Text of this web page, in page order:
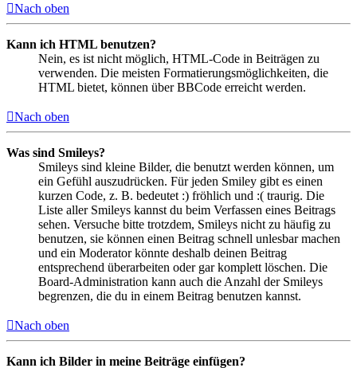
Nach oben
Kann ich HTML benutzen?
Nein, es ist nicht möglich, HTML-Code in Beiträgen zu
verwenden. Die meisten Formatierungsmöglichkeiten, die
HTML bietet, können über BBCode erreicht werden.
Nach oben
Was sind Smileys?
Smileys sind kleine Bilder, die benutzt werden können, um
ein Gefühl auszudrücken. Für jeden Smiley gibt es einen
kurzen Code, z. B. bedeutet :) fröhlich und :( traurig. Die
Liste aller Smileys kannst du beim Verfassen eines Beitrags
sehen. Versuche bitte trotzdem, Smileys nicht zu häufig zu
benutzen, sie können einen Beitrag schnell unlesbar machen
und ein Moderator könnte deshalb deinen Beitrag
entsprechend überarbeiten oder gar komplett löschen. Die
Board-Administration kann auch die Anzahl der Smileys
begrenzen, die du in einem Beitrag benutzen kannst.
Nach oben
Kann ich Bilder in meine Beiträge einfügen?